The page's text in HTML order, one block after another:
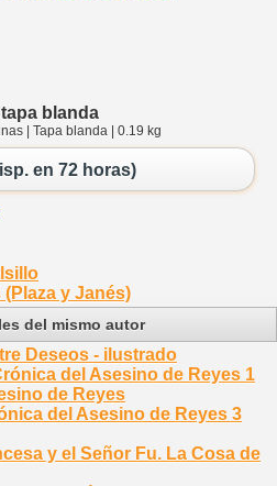
blanda
| Tapa blanda | 0.19 kg
en 72 horas)
(Plaza y Janés)
del mismo autor
Deseos - ilustrado
del Asesino de Reyes 1
de Reyes
del Asesino de Reyes 3
y el Señor Fu. La Cosa de